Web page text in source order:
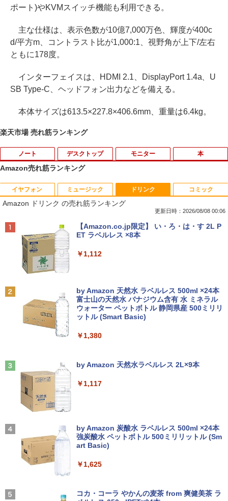
ポート)やKVMスイッチ機能も利用できる。
主な仕様は、表示色数が10億7,000万色、輝度が400c
d/平方m、コントラスト比が1,000:1、視野角が上下/左右
ともに178度。
インターフェイスは、HDMI 2.1、DisplayPort 1.4a、U
SB Type-C、ヘッドフォン出力などを備える。
本体サイズは613.5×227.8×406.6mm、重量は6.4kg。
楽天市場 売れ筋ランキング
ノート
1
【中古】【安心保証】 Windows ノート
PC 2018年 NEC
￥15,488
1TB 12インチ液晶 WUXGA 1920x1200
ノート Wi-Fi HDMI ノートPC 大手国産メ
ーカー 小型 軽量 パソコン 中古パソコン
オフィス office 中古
￥49,800
【中古】 Apple MacBook Air 2020 M1
￥86,000
dragon X Plus/ メモリ 16GB / SSD 512
GB / 顔認証/ タッチパネル/ NPU搭載/ キ
デスクトップ モニター
1
PHILIPS 241V8 LED液晶モニター 23.8
インチワイド ブラック 1920×1080 （フ
ルHD）16:9 IPSパネル 非光沢 ノングレ
ア 液晶ディスプレイ HDMI VGA VESA準
拠 PS4 switch 対応 スイッチ 【中古】
2
00-8/11 01:59】Xiaomi Monitor A24i 20
26 ディスプレイ 1080P 23.8インチ 144
Hzリフレッシュレート sRGB99% 1670
万色 300nits ΔE＜1 低ブルーライト 大
スタンド VESA
￥13,800
アイオーデータ｜I-O DATA 液晶ディスプ
年保証・無輝点保証)(ホワイト) LCD-C2
本
1
ROCKIN'ON JAPAN (ロッキング・オ
ン・ジャパン) 2026年 10月号
￥1,080
￥1,870
九条の大罪（17） 【電子書籍】[ 真鍋昌
￥759
書籍】[ 戸野タエ ]
￥792
ンジ 算数 【計34回分】通年セット 2020
Amazon売れ筋ランキング
イヤフォン
Anker Soundcore P40i オフホワイト
Anker Soundcore P31i ホワイト
￥5,990
ラック
￥14,990
レスイヤホン bluetooth イヤホン V12 小型
軽量 ブルートゥースHi-Fi 最大36時間再生 ぶ
るーとゅーす コードレス ENCノイズキャン
付き 防水 タッチ式音量調整 スポーツ/通勤/通
￥2,599
ミュージック
BRUCE WAYNE feat. Flo Milli, ATL Jacob
[Explicit]
￥250
BRUCE WAYNE feat. Flo Milli, ATL Jacob
[Explicit]
￥250
￥250
ドリンク
Amazon ドリンク の売れ筋ランキング
更新日時：2026/08/08 00:06
【Amazon.co.jp限定】 い・ろ・は・す 2L P
ET ラベルレス ×8本
￥1,112
by Amazon 天然水 ラベルレス 500ml ×24本
富士山の天然水 バナジウム含有 水 ミネラル
ウォーター ペットボトル 静岡県産 500ミリリ
ットル (Smart Basic)
￥1,380
by Amazon 天然水ラベルレス 2L×9本
￥1,117
by Amazon 炭酸水 ラベルレス 500ml ×24本
強炭酸水 ペットボトル 500ミリリットル (Sm
art Basic)
￥1,625
コカ・コーラ やかんの麦茶 from 爽健美茶 ラ
コミック